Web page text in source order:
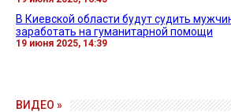
В Киевской области будут судить
заработать на гуманитарной помощи
19 июня 2025, 14:39
ВИДЕО »